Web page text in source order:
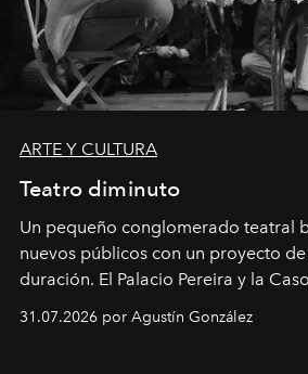
ARTE Y CULTURA
Teatro diminuto
Un pequeño conglomerado teatral
nuevos públicos con un proyecto
duración. El Palacio Pereira y la
son algunos de los lugares que han
miniobras. Sus puestas en escena
31.07.2026 por Agustín González